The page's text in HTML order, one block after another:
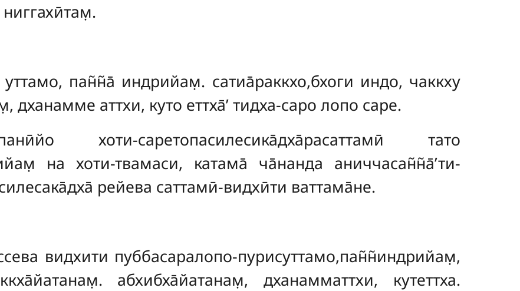
пан̃н̃а̄ индрийам̣. сатиа̄раккхо,бхоги индо, чаккху
дханамме аттхи, куто еттха̄’ тидха-саро лопо саре.
хоти-саретопасилесика̄дха̄расаттамӣ тато
на хоти-твамаси, катама̄ ча̄нанда аниччасан̃н̃а̄’ти-
рейева саттамӣ-видхӣти ваттама̄не.
видхити пуббасаралопо-пурисуттамо,пан̃н̃индрийам̣,
абхибха̄йатанам̣, дханамматтхи, кутеттха.